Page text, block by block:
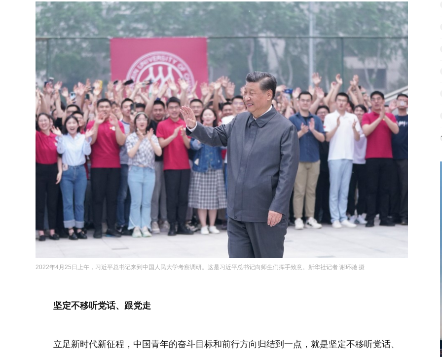
2022年4月25日上午，习近平总书记来到中国人民大学考察调研。这是习近平总书记向师生们挥手致意。新华社记者 谢环驰 摄
坚定不移听党话、跟党走
立足新时代新征程，中国青年的奋斗目标和前行方向归结到一点，就是坚定不移听党话、